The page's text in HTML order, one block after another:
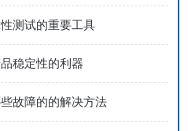
测试的重要工具
稳定性的利器
故障的的解决方法